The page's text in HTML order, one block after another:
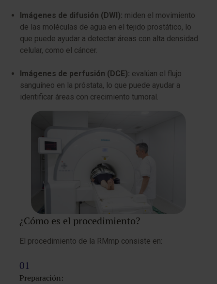
Imágenes de difusión (DWI): miden el movimiento
de las moléculas de agua en el tejido prostático, lo
que puede ayudar a detectar áreas con alta densidad
celular, como el cáncer.
Imágenes de perfusión (DCE): evalúan el flujo
sanguíneo en la próstata, lo que puede ayudar a
identificar áreas con crecimiento tumoral.
¿Cómo es el procedimiento?
El procedimiento de la RMmp consiste en:
Preparación: